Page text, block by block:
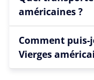
américaines ?
Comment puis-
Vierges